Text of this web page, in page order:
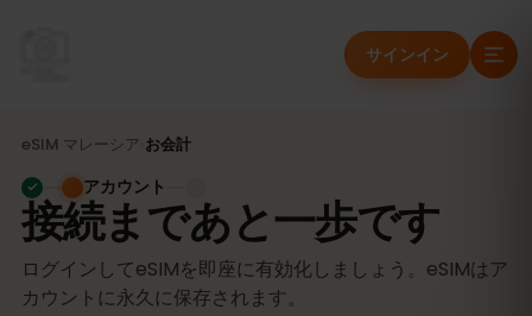
サインイン
eSIM マレーシア お会計
接続まであと一歩です
ログインしてeSIMを即座に有効化しましょう。eSIMはア
カウントに永久に保存されます。
アカウント